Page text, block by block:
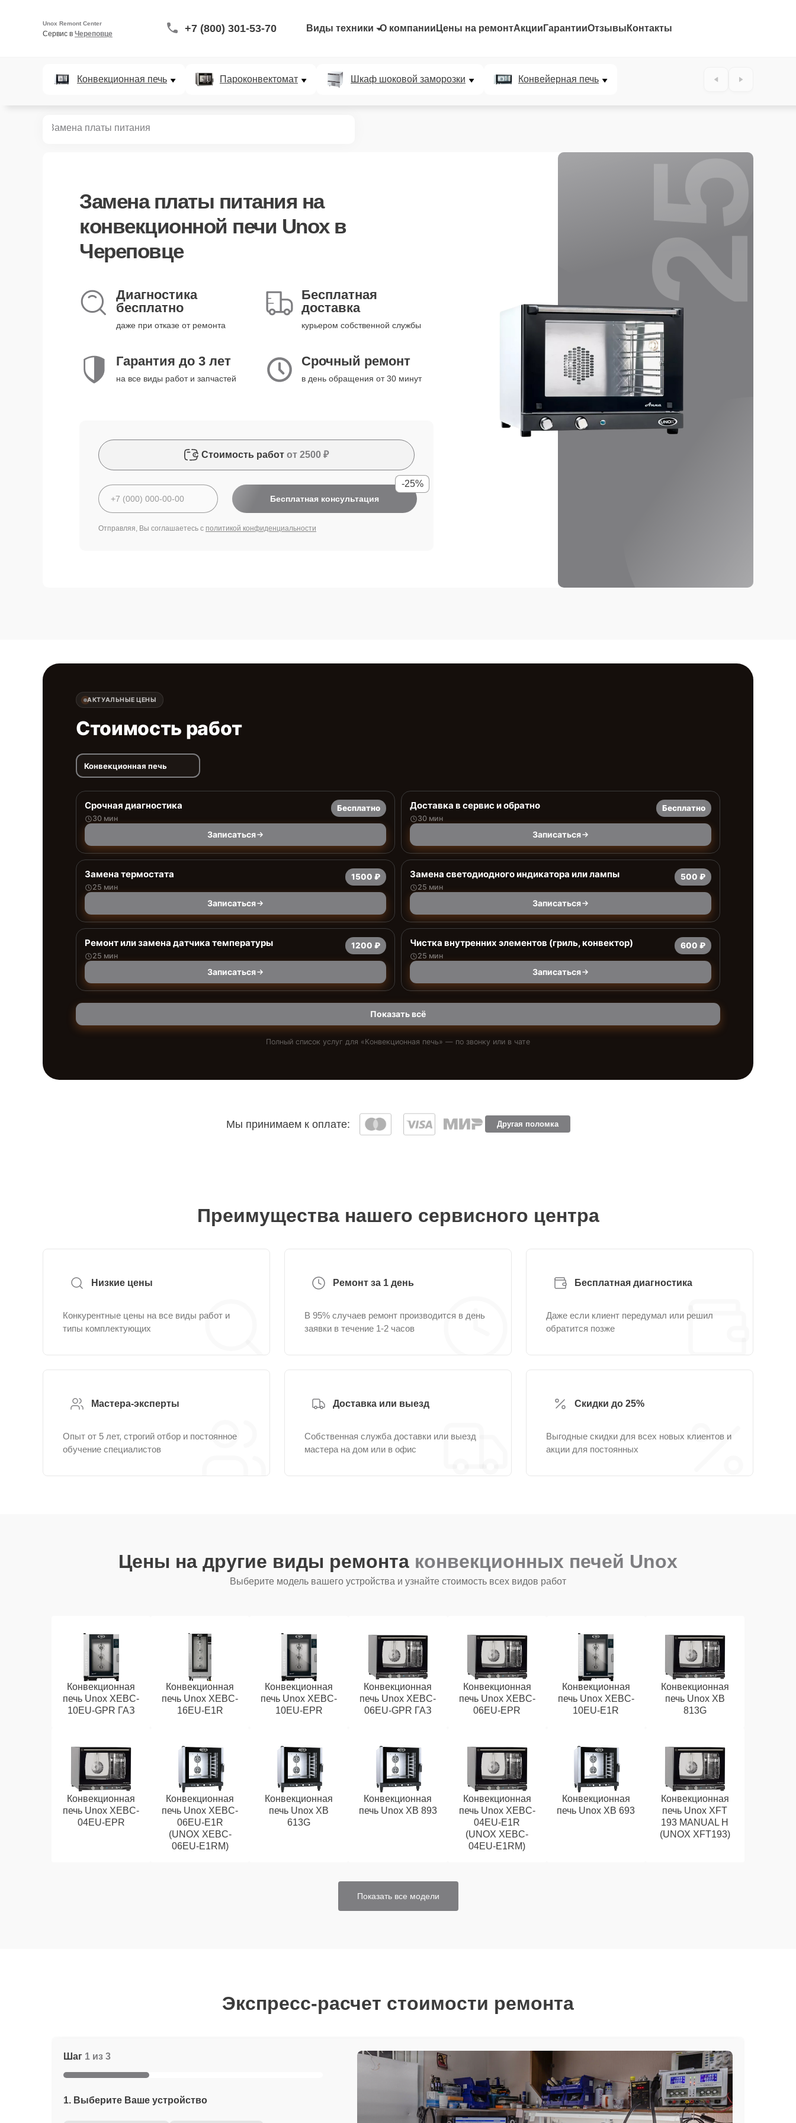
Unox Remont Center
Сервис в Череповце +7 (800) 301-53-70 Виды техники О компании Цены на ремонтАкции ГарантииОтзывы Контакты
Конвекционная печь Пароконвектомат Шкаф шоковой заморозки Конвейерная печь
Замена платы питания
Замена платы питания на
конвекционной печи Unox в
Череповце
Диагностика
бесплатно
даже при отказе от ремонта
Бесплатная
доставка
курьером собственной службы
Гарантия до 3 лет
на все виды работ и запчастей
Срочный ремонт
в день обращения от 30 минут
Стоимость работ от 2500 ₽
Бесплатная консультация
-25%
Отправляя, Вы соглашаетесь с политикой конфиденциальности
25%
АКТУАЛЬНЫЕ ЦЕНЫ
Стоимость работ
Конвекционная печь
Срочная диагностика
30 мин
Бесплатно
Записаться
Доставка в сервис и обратно
30 мин
Бесплатно
Записаться
Замена термостата
25 мин
1500 ₽
Записаться
Заменa светодиодного индикатора или лампы
25 мин
500 ₽
Записаться
Ремонт или замена датчика температуры
25 мин
1200 ₽
Записаться
Чистка внутренних элементов (гриль, конвектор)
25 мин
600 ₽
Записаться
Показать всё
Полный список услуг для «Конвекционная печь» — по звонку или в чате
Мы принимаем к оплате: Другая поломка
Преимущества нашего сервисного центра
Низкие цены
Конкурентные цены на все виды работ и
типы комплектующих
Ремонт за 1 день
В 95% случаев ремонт производится в день
заявки в течение 1-2 часов
Бесплатная диагностика
Даже если клиент передумал или решил
обратится позже
Мастера-эксперты
Опыт от 5 лет, строгий отбор и постоянное
обучение специалистов
Доставка или выезд
Собственная служба доставки или выезд
мастера на дом или в офис
Скидки до 25%
Выгодные скидки для всех новых клиентов и
акции для постоянных
Цены на другие виды ремонта конвекционных печей Unox
Выберите модель вашего устройства и узнайте стоимость всех видов работ
Конвекционная
печь Unox XEBC-
10EU-GPR ГАЗ
Конвекционная
печь Unox XEBC-
16EU-E1R
Конвекционная
печь Unox XEBC-
10EU-EPR
Конвекционная
печь Unox XEBC-
06EU-GPR ГАЗ
Конвекционная
печь Unox XEBC-
06EU-EPR
Конвекционная
печь Unox XEBC-
10EU-E1R
Конвекционная
печь Unox XB
813G
Конвекционная
печь Unox XEBC-
04EU-EPR
Конвекционная
печь Unox XEBC-
06EU-E1R
(UNOX XEBC-
06EU-E1RM)
Конвекционная
печь Unox XB
613G
Конвекционная
печь Unox XB 893
Конвекционная
печь Unox XEBC-
04EU-E1R
(UNOX XEBC-
04EU-E1RM)
Конвекционная
печь Unox XB 693
Конвекционная
печь Unox XFT
193 MANUAL H
(UNOX XFT193)
Показать все модели
Экспресс-расчет стоимости ремонта
Шаг 1 из 3
1. Выберите Ваше устройство